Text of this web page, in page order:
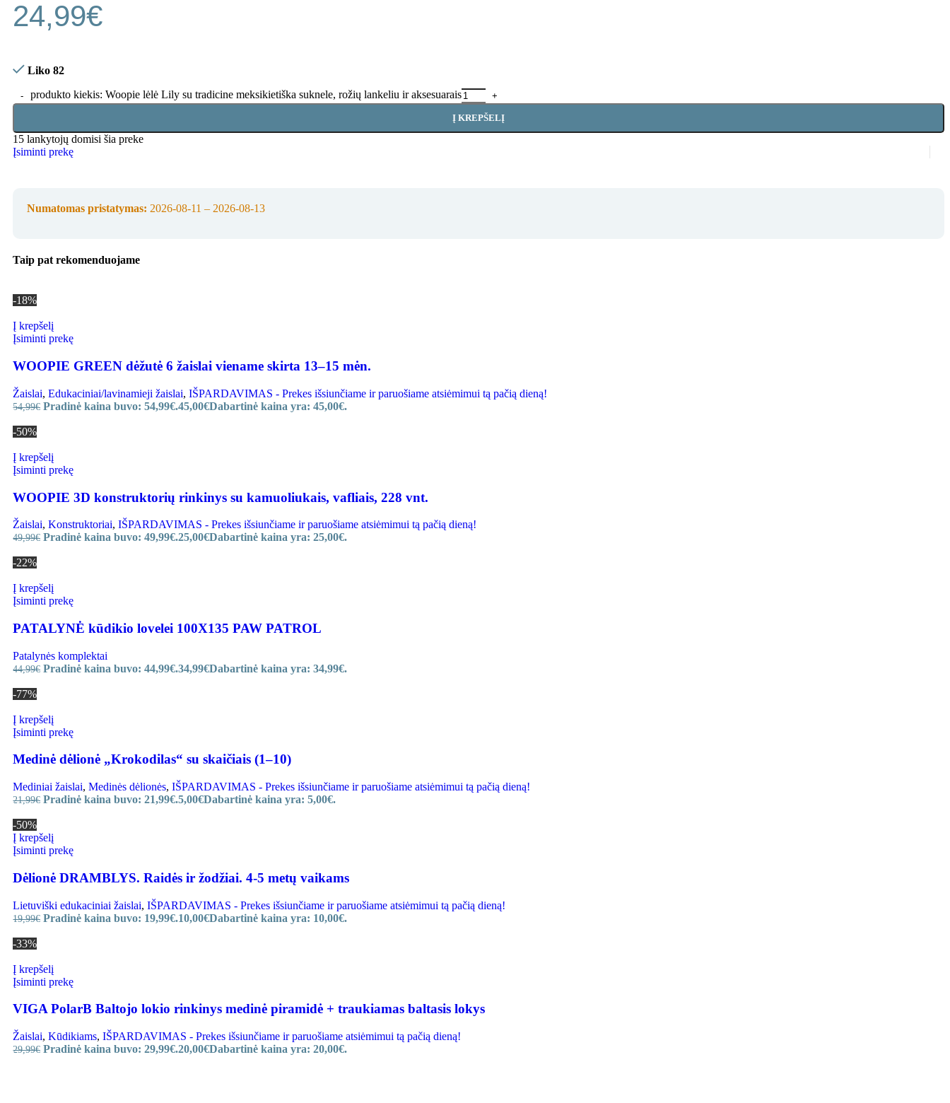
24,99€
Liko 82
produkto kiekis: Woopie lėlė Lily su tradicine meksikietiška suknele, rožių lankeliu ir aksesuarais
Į KREPŠELĮ
15 lankytojų domisi šia preke
Įsiminti prekę
Numatomas pristatymas: 2026-08-11 – 2026-08-13
Taip pat rekomenduojame
-18%
Į krepšelį
Įsiminti prekę
WOOPIE GREEN dėžutė 6 žaislai viename skirta 13–15 mėn.
Žaislai, Edukaciniai/lavinamieji žaislai, IŠPARDAVIMAS - Prekes išsiunčiame ir paruošiame atsiėmimui tą pačią dieną!
54,99€ Pradinė kaina buvo: 54,99€.45,00€Dabartinė kaina yra: 45,00€.
-50%
Į krepšelį
Įsiminti prekę
WOOPIE 3D konstruktorių rinkinys su kamuoliukais, vafliais, 228 vnt.
Žaislai, Konstruktoriai, IŠPARDAVIMAS - Prekes išsiunčiame ir paruošiame atsiėmimui tą pačią dieną!
49,99€ Pradinė kaina buvo: 49,99€.25,00€Dabartinė kaina yra: 25,00€.
-22%
Į krepšelį
Įsiminti prekę
PATALYNĖ kūdikio lovelei 100X135 PAW PATROL
Patalynės komplektai
44,99€ Pradinė kaina buvo: 44,99€.34,99€Dabartinė kaina yra: 34,99€.
-77%
Į krepšelį
Įsiminti prekę
Medinė dėlionė „Krokodilas“ su skaičiais (1–10)
Mediniai žaislai, Medinės dėlionės, IŠPARDAVIMAS - Prekes išsiunčiame ir paruošiame atsiėmimui tą pačią dieną!
21,99€ Pradinė kaina buvo: 21,99€.5,00€Dabartinė kaina yra: 5,00€.
-50%
Į krepšelį
Įsiminti prekę
Dėlionė DRAMBLYS. Raidės ir žodžiai. 4-5 metų vaikams
Lietuviški edukaciniai žaislai, IŠPARDAVIMAS - Prekes išsiunčiame ir paruošiame atsiėmimui tą pačią dieną!
19,99€ Pradinė kaina buvo: 19,99€.10,00€Dabartinė kaina yra: 10,00€.
-33%
Į krepšelį
Įsiminti prekę
VIGA PolarB Baltojo lokio rinkinys medinė piramidė + traukiamas baltasis lokys
Žaislai, Kūdikiams, IŠPARDAVIMAS - Prekes išsiunčiame ir paruošiame atsiėmimui tą pačią dieną!
29,99€ Pradinė kaina buvo: 29,99€.20,00€Dabartinė kaina yra: 20,00€.